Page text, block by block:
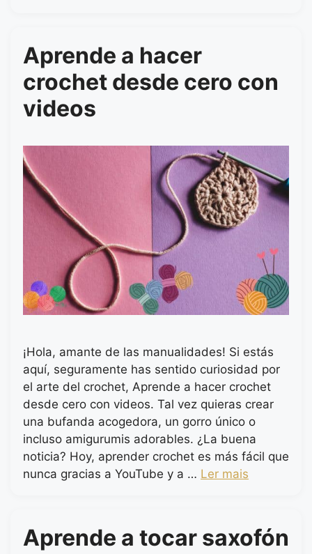
Aprende a hacer
crochet desde cero con
videos
¡Hola, amante de las manualidades! Si estás
aquí, seguramente has sentido curiosidad por
el arte del crochet, Aprende a hacer crochet
desde cero con videos. Tal vez quieras crear
una bufanda acogedora, un gorro único o
incluso amigurumis adorables. ¿La buena
noticia? Hoy, aprender crochet es más fácil que
nunca gracias a YouTube y a … Ler mais
Aprende a tocar saxofón